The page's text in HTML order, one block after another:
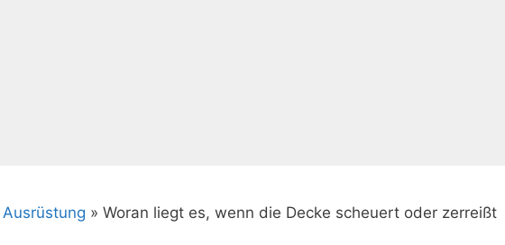
Ausrüstung » Woran liegt es, wenn die Decke scheuert oder zerreißt